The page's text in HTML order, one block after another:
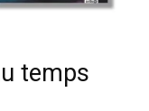
temps